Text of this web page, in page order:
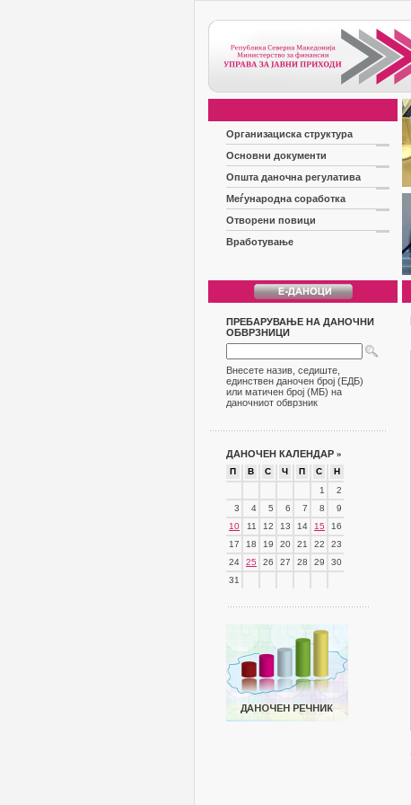
Организациска структура
Основни документи
Општа даночна регулатива
Меѓународна соработка
Отворени повици
Вработување
ПРЕБАРУВАЊЕ НА ДАНОЧНИ
ОБВРЗНИЦИ
Внесете назив, седиште,
единствен даночен број (ЕДБ)
или матичен број (МБ) на
даночниот обврзник
ДАНОЧЕН КАЛЕНДАР »
П В С Ч П С
Н
1
2
3
4 5 6 7 8
9
10
11 12 13 14 15
16
17
18 19 20 21 22
23
24
25 26 27 28 29
30
31